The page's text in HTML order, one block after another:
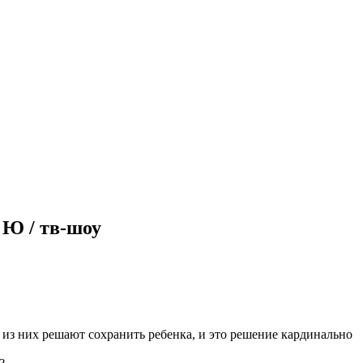
Ю / тв-шоу
них решают сохранить ребенка, и это решение кардинально